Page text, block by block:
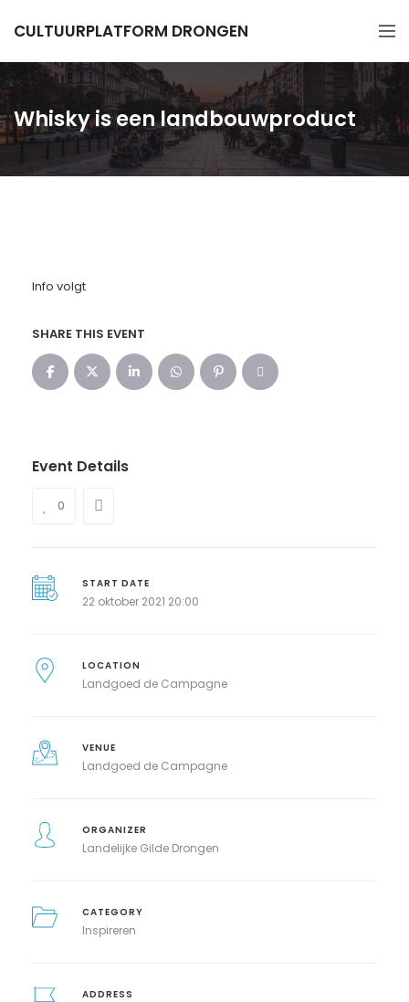
CULTUURPLATFORM DRONGEN
Whisky is een landbouwproduct
Info volgt
SHARE THIS EVENT
Event Details
0
START DATE
22 oktober 2021 20:00
LOCATION
Landgoed de Campagne
VENUE
Landgoed de Campagne
ORGANIZER
Landelijke Gilde Drongen
CATEGORY
Inspireren
ADDRESS